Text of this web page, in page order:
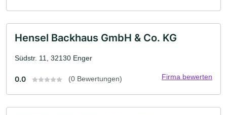
Hensel Backhaus GmbH & Co. KG
Südstr. 11, 32130 Enger
0.0 (0 Bewertungen) Firma bewerten